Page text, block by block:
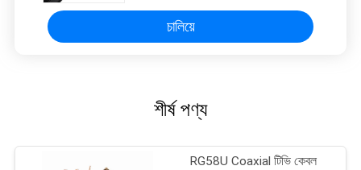
চালিয়ে
শীর্ষ পণ্য
RG58U Coaxial টিভি কেবল